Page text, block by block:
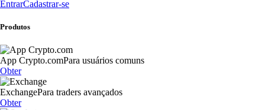
EntrarCadastrar-se
Produtos
App Crypto.comPara usuários comuns
Obter
ExchangePara traders avançados
Obter